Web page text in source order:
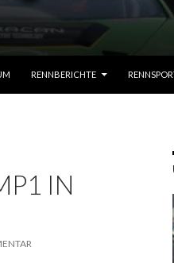
RENNBERICHTE
IN